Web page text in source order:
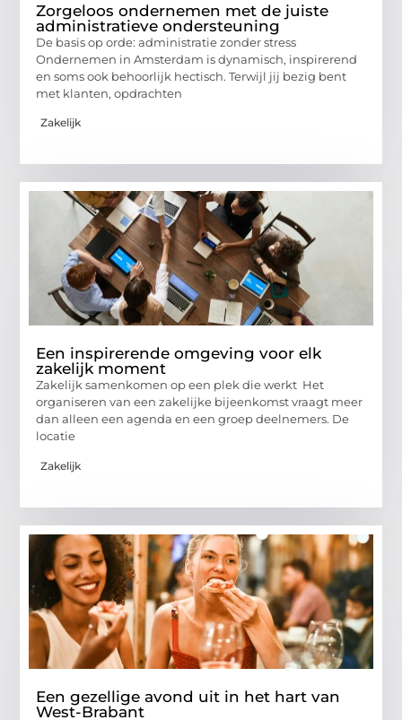
Zorgeloos ondernemen met de juiste
administratieve ondersteuning
De basis op orde: administratie zonder stress
Ondernemen in Amsterdam is dynamisch, inspirerend
en soms ook behoorlijk hectisch. Terwijl jij bezig bent
met klanten, opdrachten
Zakelijk
Een inspirerende omgeving voor elk
zakelijk moment
Zakelijk samenkomen op een plek die werkt Het
organiseren van een zakelijke bijeenkomst vraagt meer
dan alleen een agenda en een groep deelnemers. De
locatie
Zakelijk
Een gezellige avond uit in het hart van
West-Brabant